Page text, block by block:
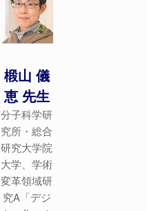
椴山 儀
恵 先生
分子科学研
究所・総合
研究大学院
大学、学術
変革領域研
究A「デジ